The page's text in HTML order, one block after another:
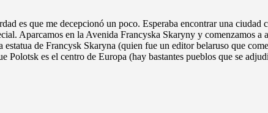
es que me decepcionó un poco. Esperaba encontrar una
Aparcamos en la Avenida Francyska Skaryny y comenzamos
de Francysk Skaryna (quien fue un editor belaruso que
Polotsk es el centro de Europa (hay bastantes pueblos que se